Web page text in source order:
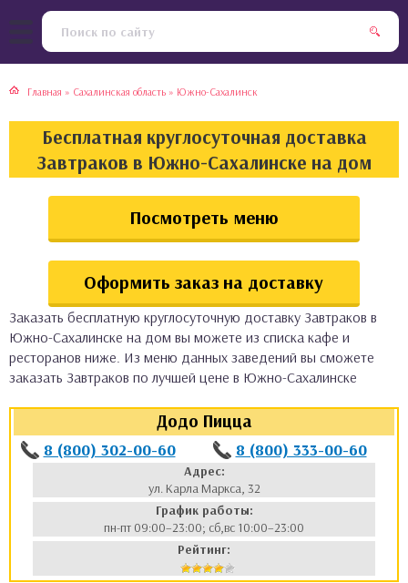
Главная » Сахалинская область » Южно-Сахалинск
Бесплатная круглосуточная доставка
Завтраков в Южно-Сахалинске на дом
Посмотреть меню
Оформить заказ на доставку
Заказать бесплатную круглосуточную доставку Завтраков в
Южно-Сахалинске на дом вы можете из списка кафе и
ресторанов ниже. Из меню данных заведений вы сможете
заказать Завтраков по лучшей цене в Южно-Сахалинске
Додо Пицца
8 (800) 302-00-60 8 (800) 333-00-60
Адрес:
ул. Карла Маркса, 32
График работы:
пн-пт 09:00–23:00; сб,вс 10:00–23:00
Рейтинг:
кухня
кухня
кухня